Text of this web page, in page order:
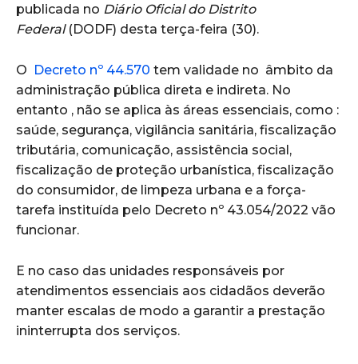
publicada no Diário Oficial do Distrito
Federal(DODF) desta terça-feira (30).
O Decreto nº 44.570 tem validade no âmbito da
administração pública direta e indireta. No
entanto , não se aplica às áreas essenciais, como :
saúde, segurança, vigilância sanitária, fiscalização
tributária, comunicação, assistência social,
fiscalização de proteção urbanística, fiscalização
do consumidor, de limpeza urbana e a força-
tarefa instituída pelo Decreto nº 43.054/2022 vão
funcionar.
E no caso das unidades responsáveis por
atendimentos essenciais aos cidadãos deverão
manter escalas de modo a garantir a prestação
ininterrupta dos serviços.